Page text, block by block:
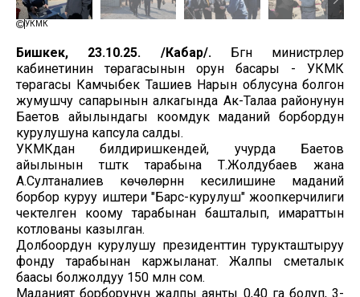
УКМК
Бишкек, 23.10.25. /Кабар/.Бүгүн министрлер
кабинетинин төрагасынын орун басары - УКМК
төрагасы Камчыбек Ташиев Нарын облусуна болгон
жумушчу сапарынын алкагында Ак-Талаа районунун
Баетов айылындагы коомдук маданий борбордун
курулушуна капсула салды.
УКМКдан билдиришкендей, учурда Баетов
айылынын түштүк тарабына Т.Жолдубаев жана
А.Султаналиев көчөлөрүнүн кесилишине маданий
борбор куруу иштери "Барс-курулуш" жоопкерчилиги
чектелген коому тарабынан башталып, имараттын
котлованы казылган.
Долбоордун курулушу президенттин турукташтыруу
фонду тарабынан каржыланат. Жалпы сметалык
баасы болжолдуу 150 млн сом.
Маданият борборунун жалпы аянты 0,40 га болуп, 3-